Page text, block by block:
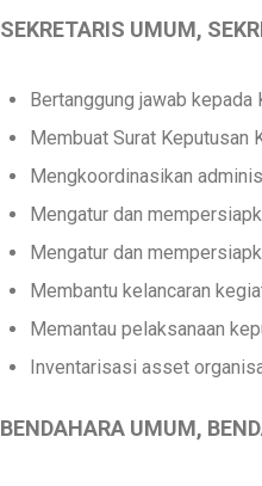
SEKRETARIS UMUM,
Bertanggung jawab kepada
Membuat Surat Keputusan
Mengkoordinasikan
Mengatur dan
Mengatur dan
Membantu kelancaran
Memantau pelaksanaan
Inventarisasi asset
BENDAHARA UMUM,